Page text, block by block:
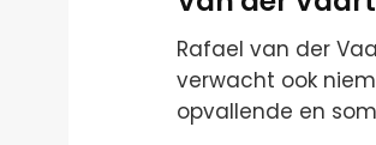
Rafael van der
verwacht ook
opvallende en